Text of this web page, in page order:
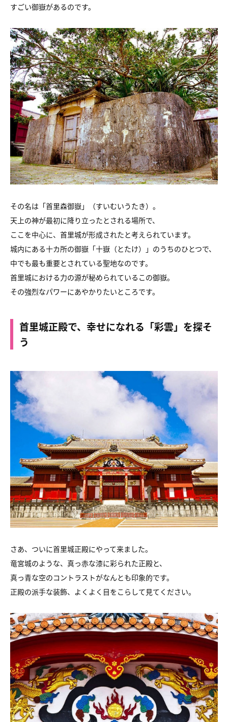
すごい御嶽があるのです。
その名は「首里森御嶽」（すいむいうたき）。
天上の神が最初に降り立ったとされる場所で、
ここを中心に、首里城が形成されたと考えられています。
城内にある十カ所の御嶽「十嶽（とたけ）」のうちのひとつで、
中でも最も重要とされている聖地なのです。
首里城における力の源が秘められているこの御嶽。
その強烈なパワーにあやかりたいところです。
首里城正殿で、幸せになれる「彩雲」を探そ
う
さあ、ついに首里城正殿にやって来ました。
竜宮城のような、真っ赤な漆に彩られた正殿と、
真っ青な空のコントラストがなんとも印象的です。
正殿の派手な装飾、よくよく目をこらして見てください。